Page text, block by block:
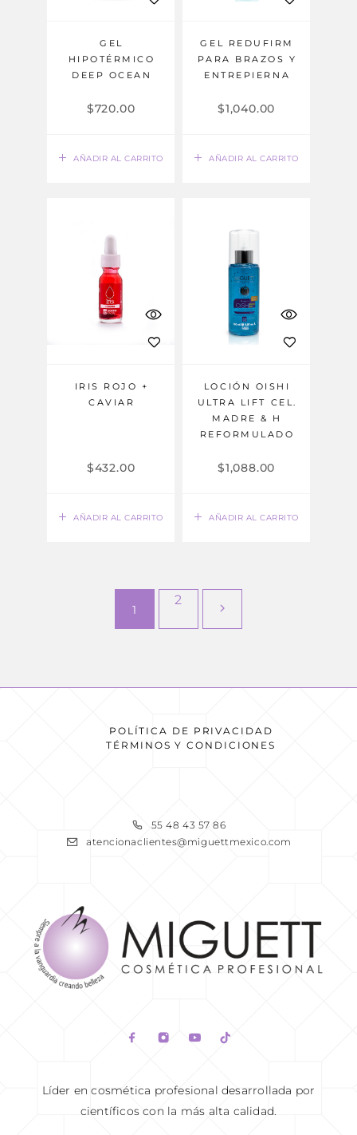
AÑADIR AL CARRITO
GEL
HIPOTÉRMICO
DEEP OCEAN
$720.00
AÑADIR AL CARRITO
GEL REDUFIRM
PARA BRAZOS Y
ENTREPIERNA
$1,040.00
AÑADIR AL CARRITO
IRIS ROJO +
CAVIAR
$432.00
AÑADIR AL CARRITO
LOCIÓN OISHI
ULTRA LIFT CEL.
MADRE & H
REFORMULADO
$1,088.00
1
2
POLÍTICA DE PRIVACIDAD
TÉRMINOS Y CONDICIONES
55 48 43 57 86
atencionaclientes@miguettmexico.com
Líder en cosmética profesional desarrollada por
científicos con la más alta calidad.